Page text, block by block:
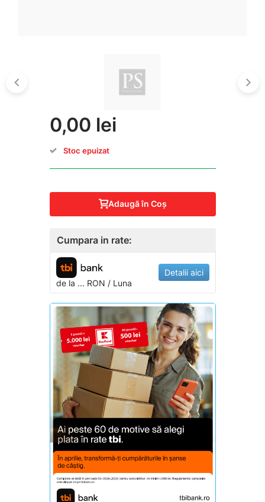
0,00 lei
Stoc epuizat
Adaugă în Coş
Cumpara in rate:
de la ... RON / Luna
Detalii aici